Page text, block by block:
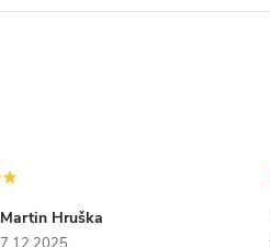
Martin Hruška